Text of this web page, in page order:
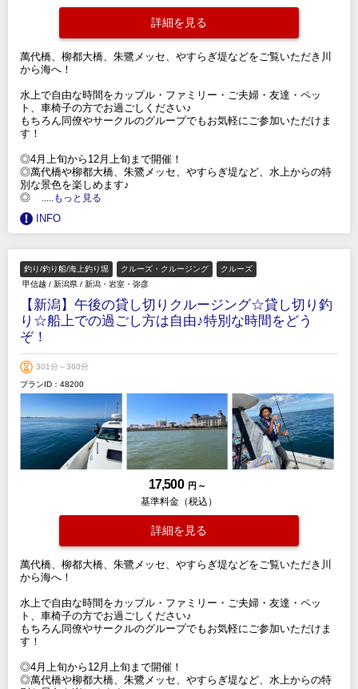
詳細を見る
萬代橋、柳都大橋、朱鷺メッセ、やすらぎ堤などをご覧いただき川
から海へ！
水上で自由な時間をカップル・ファミリー・ご夫婦・友達・ペッ
ト、車椅子の方でお過ごしください♪
もちろん同僚やサークルのグループでもお気軽にご参加いただけま
す！
◎4月上旬から12月上旬まで開催！
◎萬代橋や柳都大橋、朱鷺メッセ、やすらぎ堤など、水上からの特
別な景色を楽しめます♪
◎
.....もっと見る
INFO
釣り/釣り船/海上釣り堀 クルーズ・クルージング
クルーズ
甲信越 / 新潟県 / 新潟・岩室・弥彦
【新潟】午後の貸し切りクルージング☆貸し切り釣
り☆船上での過ごし方は自由♪特別な時間をどう
ぞ！
301分～360分
プランID：48200
17,500 円 ～
基準料金（税込）
詳細を見る
萬代橋、柳都大橋、朱鷺メッセ、やすらぎ堤などをご覧いただき川
から海へ！
水上で自由な時間をカップル・ファミリー・ご夫婦・友達・ペッ
ト、車椅子の方でお過ごしください♪
もちろん同僚やサークルのグループでもお気軽にご参加いただけま
す！
◎4月上旬から12月上旬まで開催！
◎萬代橋や柳都大橋、朱鷺メッセ、やすらぎ堤など、水上からの特